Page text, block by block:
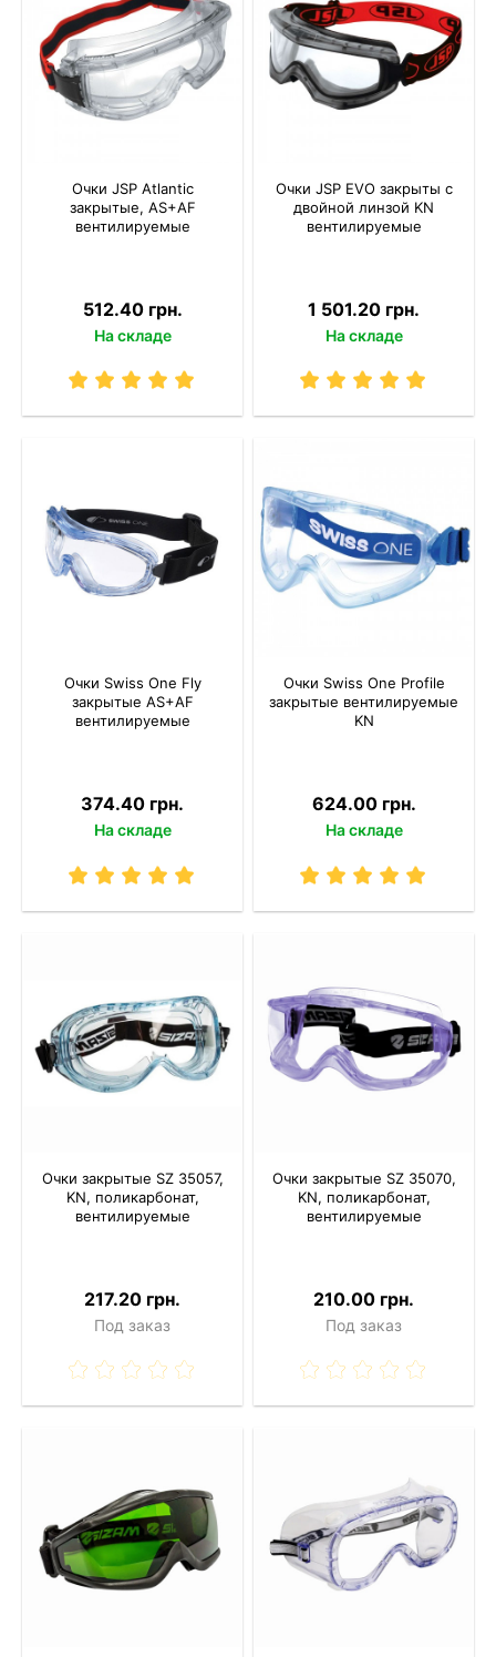
Очки JSP Atlantic
закрытые, AS+AF
вентилируемые
512.40 грн.
На складе
Очки JSP EVO закрыты с
двойной линзой KN
вентилируемые
1 501.20 грн.
На складе
Очки Swiss One Fly
закрытые AS+AF
вентилируемые
374.40 грн.
На складе
Очки Swiss One Profile
закрытые вентилируемые
KN
624.00 грн.
На складе
Очки закрытые SZ 35057,
KN, поликарбонат,
вентилируемые
217.20 грн.
Под заказ
Очки закрытые SZ 35070,
KN, поликарбонат,
вентилируемые
210.00 грн.
Под заказ